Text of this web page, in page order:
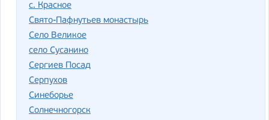
с. Красное
Свято-Пафнутьев монастырь
Село Великое
село Сусанино
Сергиев Посад
Серпухов
Синеборье
Солнечногорск